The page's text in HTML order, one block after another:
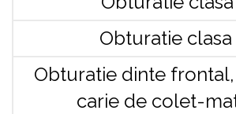
Obturatie clasa
Obturatie dinte
carie de colet-